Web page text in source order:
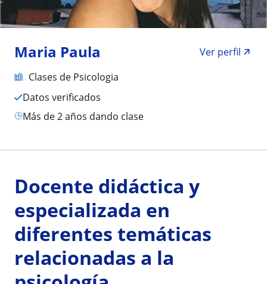
Maria Paula
Ver perfil
Clases de Psicologia
Datos verificados
más de 2 años dando clase
Docente didáctica y
especializada en
diferentes temáticas
relacionadas a la